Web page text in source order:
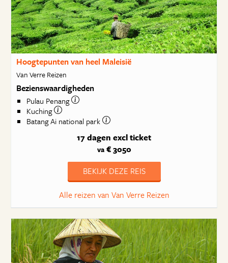
Hoogtepunten van heel Maleisië
Van Verre Reizen
Bezienswaardigheden
Pulau Penang
Kuching
Batang Ai national park
17 dagen excl ticket
va€ 3050
BEKIJK DEZE REIS
Alle reizen van Van Verre Reizen